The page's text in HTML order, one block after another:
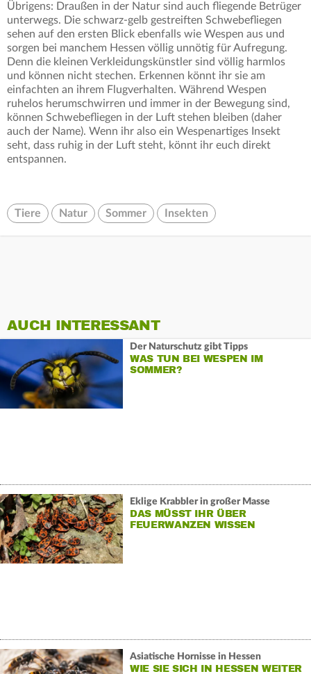
Übrigens: Draußen in der Natur sind auch fliegende Betrüger
unterwegs. Die schwarz-gelb gestreiften Schwebefliegen
sehen auf den ersten Blick ebenfalls wie Wespen aus und
sorgen bei manchem Hessen völlig unnötig für Aufregung.
Denn die kleinen Verkleidungskünstler sind völlig harmlos
und können nicht stechen. Erkennen könnt ihr sie am
einfachten an ihrem Flugverhalten. Während Wespen
ruhelos herumschwirren und immer in der Bewegung sind,
können Schwebefliegen in der Luft stehen bleiben (daher
auch der Name). Wenn ihr also ein Wespenartiges Insekt
seht, dass ruhig in der Luft steht, könnt ihr euch direkt
entspannen.
Tiere Natur Sommer Insekten
AUCH INTERESSANT
Der Naturschutz gibt Tipps
WAS TUN BEI WESPEN IM
SOMMER?
Eklige Krabbler in großer Masse
DAS MÜSST IHR ÜBER
FEUERWANZEN WISSEN
Asiatische Hornisse in Hessen
WIE SIE SICH IN HESSEN WEITER